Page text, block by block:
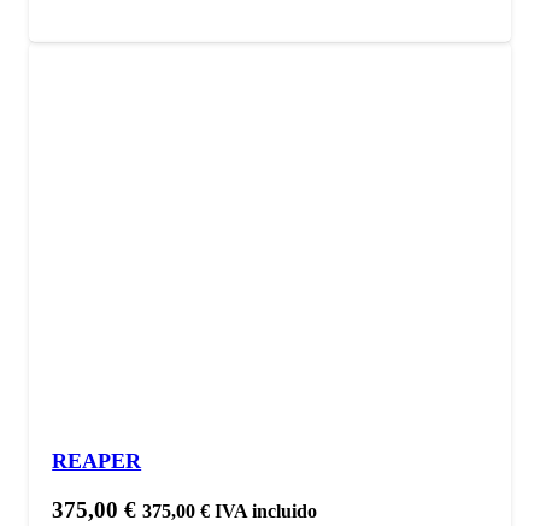
REAPER
375,00€ 375,00€ IVA incluido